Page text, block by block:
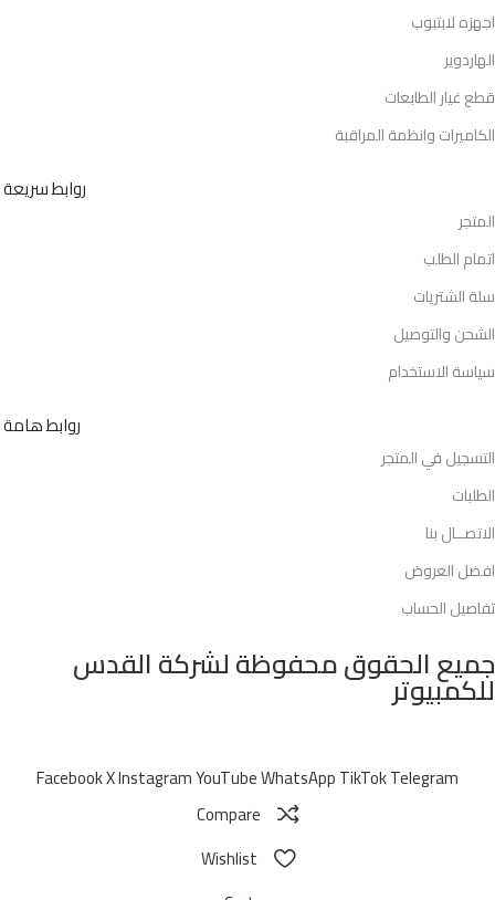
اجهزه لابتبوب
الهاردوير
قطع غيار الطابعات
الكاميرات وانظمة المراقبة
روابط سريعة
المتجر
اتمام الطلب
سلة الشتريات
الشحن والتوصيل
سياسة الاستخدام
روابط هامة
التسجيل في المتجر
الطلبات
الاتصــال بنا
افضل العروض
تفاصيل الحساب
جميع الحقوق محفوظة لشركة القدس
للكمبيوتر
FacebookXInstagramYouTubeWhatsAppTikTokTelegram
Compare
Wishlist